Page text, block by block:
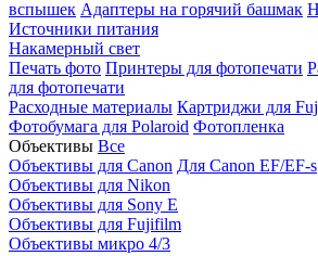
вспышек Адаптеры на горячий башмак
Источники питания
Накамерный свет
Печать фото Принтеры для фотопечати
для фотопечати
Расходные материалы Картриджи для
Фотобумага для Polaroid Фотопленка
Объективы Все
Объективы для Canon Для Canon EF/EF-s
Объективы для Nikon
Объективы для Sony E
Объективы для Fujifilm
Объективы микро 4/3